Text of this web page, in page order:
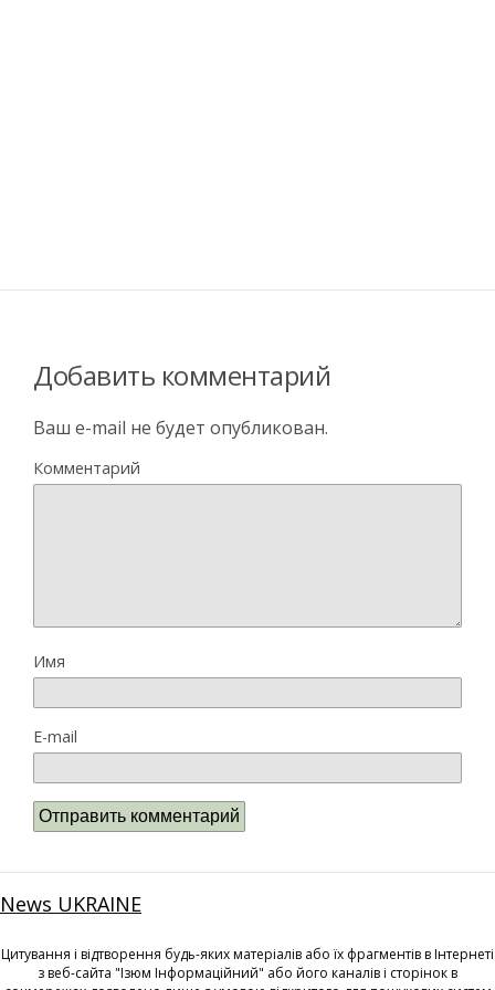
Добавить комментарий
Ваш e-mail не будет опубликован.
Комментарий
Имя
E-mail
News UKRAINE
Цитування і відтворення будь-яких матеріалів або їх фрагментів в Інтернеті
з веб-сайта "Ізюм Інформаційний" або його каналів і сторінок в